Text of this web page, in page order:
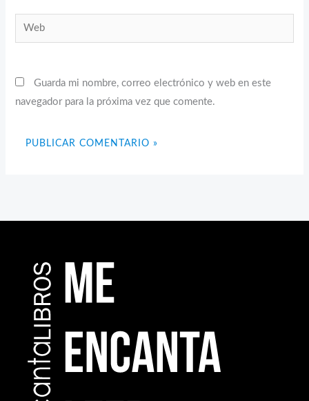
Web
Guarda mi nombre, correo electrónico y web en este
navegador para la próxima vez que comente.